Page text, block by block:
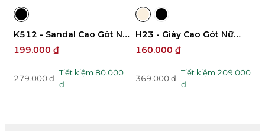
H23 - Giày Cao Gót Nữ
7.5cm
160.000 ₫
369.000 ₫
Tiết kiệm 209.000
₫
IS80 - Giày Da Nam 2,5cm